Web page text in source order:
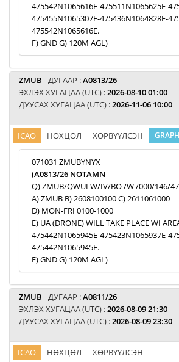
475542N1065616E-475511N1065625E-
475455N1065307E-475436N1064828E-
475542N1065616E.
F) GND G) 120M AGL)
ZMUB ДУГААР :A0813/26
ЭХЛЭХ ХУГАЦАА (UTC) :2026-08-10 01:00
ДУУСАХ ХУГАЦАА (UTC) :2026-11-06 10:00
ICAO НӨХЦӨЛ ХӨРВҮҮЛСЭН
071031 ZMUBYNYX
(A0813/26 NOTAMN
Q) ZMUB/QWULW/IV/BO /W /000/146/
A) ZMUB B) 2608100100 C) 2611061000
D) MON-FRI 0100-1000
E) UA (DRONE) WILL TAKE PLACE WI
475442N1065945E-475423N1065937E-
475442N1065945E.
F) GND G) 120M AGL)
ZMUB ДУГААР :A0811/26
ЭХЛЭХ ХУГАЦАА (UTC) :2026-08-09 21:30
ДУУСАХ ХУГАЦАА (UTC) :2026-08-09 23:30
ICAO НӨХЦӨЛ ХӨРВҮҮЛСЭН